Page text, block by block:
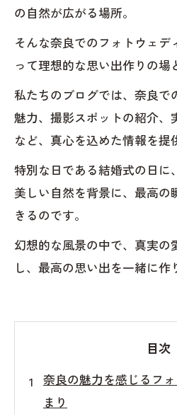
の自然が広がる場所。
そんな奈良でのフォトウェデ
って理想的な思い出作りの場
私たちのブログでは、奈良で
魅力、撮影スポットの紹介、
など、真心を込めた情報を提
特別な日である結婚式の日に
美しい自然を背景に、最高の
きるのです。
幻想的な風景の中で、真実の
し、最高の思い出を一緒に作
目次
奈良の魅力を感じるフ
まり